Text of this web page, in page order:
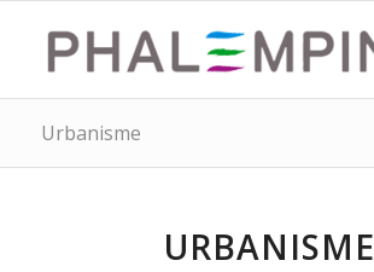
Urbanisme
URBANISME